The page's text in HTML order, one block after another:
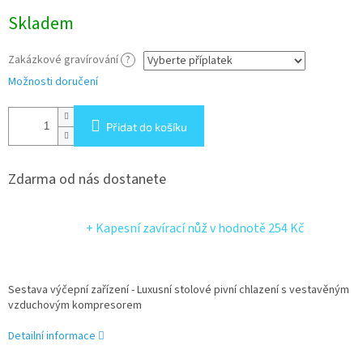
cena:
Skladem
Zakázkové gravírování ?
Možnosti doručení
Přidat do košíku
Zdarma od nás dostanete
+ Kapesní zavírací nůžv hodnotě 254 Kč
Sestava výčepní zařízení - Luxusní stolové pivní chlazení s vestavěným
vzduchovým kompresorem
Detailní informace